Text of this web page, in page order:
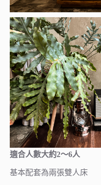
適合人數大約2～6人
基本配套為兩張雙人床